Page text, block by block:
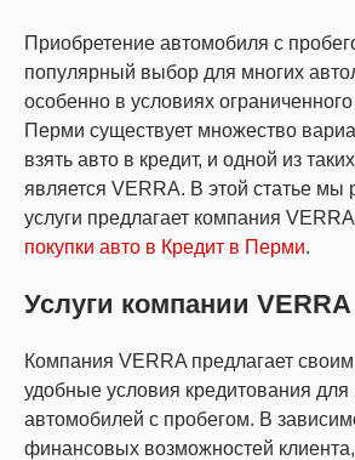
Приобретение автомобиля с
популярный выбор для многих
особенно в условиях
Перми существует множество
взять авто в кредит, и одной из
является VERRA. В этой статье мы
услуги предлагает компания
покупки авто в Кредит в Перми.
Услуги компании VERRA
Компания VERRA предлагает
удобные условия кредитования для
автомобилей с пробегом. В
финансовых возможностей